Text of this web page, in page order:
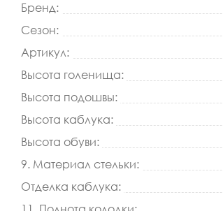
Бренд:
Сезон:
Артикул:
Высота голенища:
Высота подошвы:
Высота каблука:
Высота обуви:
9. Материал стельки:
Отделка каблука: